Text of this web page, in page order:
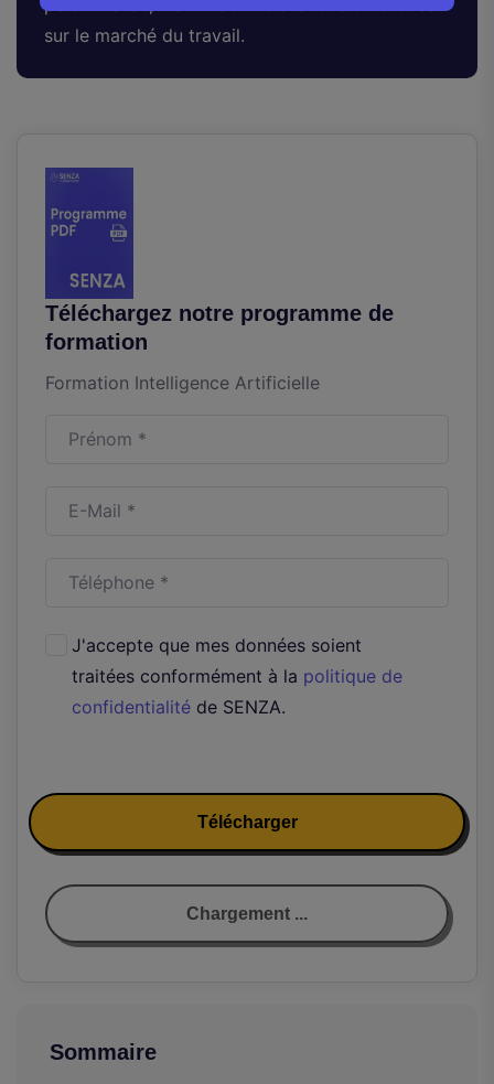
personnalisé, maximise vos chances de succès
sur le marché du travail.
Téléchargez notre programme de
formation
Formation Intelligence Artificielle
J'accepte que mes données soient
traitées conformément à la politique de
confidentialité de SENZA.
Télécharger
Chargement ...
Sommaire